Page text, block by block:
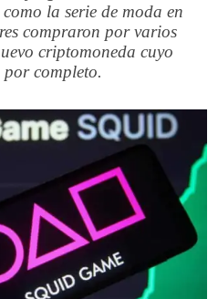
la serie de moda en
compraron por varios
criptomoneda cuyo
completo.